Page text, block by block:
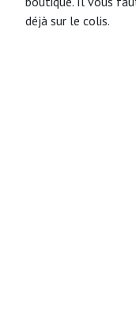
déjà sur le colis.